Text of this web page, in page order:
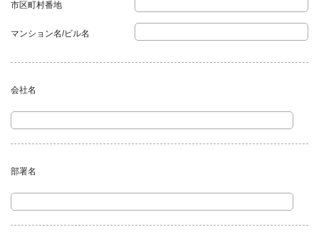
市区町村番地
マンション名/ビル名
会社名
部署名